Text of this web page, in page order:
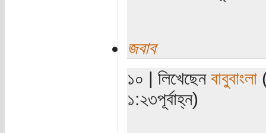
জবাব
১০ | লিখেছেন বাবুবাংলা
১:২৩পূর্বাহ্ন)